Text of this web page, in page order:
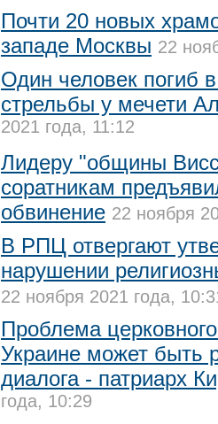
Почти 20 новых
западе Москвы 22
Один человек погиб в
стрельбы у мечети
2021 года, 11:12
Лидеру "общины
соратникам
обвинение 22 ноября
В РПЦ отвергают
нарушении
22 ноября 2021 года,
Проблема
Украине может быть
диалога - патриарх
года, 10:29